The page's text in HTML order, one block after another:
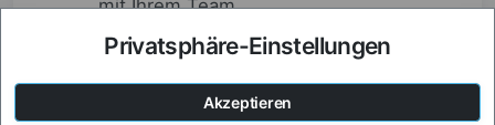
mit Ihrem Team.
Privatsphäre-Einstellungen
Akzeptieren